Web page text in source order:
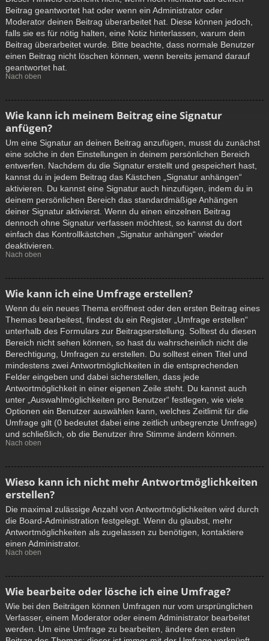
Beitrag geantwortet hat oder wenn ein Administrator oder
Moderator deinen Beitrag überarbeitet hat. Diese können jedoch,
falls sie es für nötig halten, eine Notiz hinterlassen, warum dein
Beitrag überarbeitet wurde. Bitte beachte, dass normale Benutzer
einen Beitrag nicht löschen können, wenn bereits jemand darauf
geantwortet hat.
Nach oben
Wie kann ich meinem Beitrag eine Signatur
anfügen?
Um eine Signatur an deinen Beitrag anzufügen, musst du zunächst
eine solche in den Einstellungen in deinem persönlichen Bereich
entwerfen. Nachdem du die Signatur erstellt und gespeichert hast,
kannst du in jedem Beitrag das Kästchen „Signatur anhängen“
aktivieren. Du kannst eine Signatur auch hinzufügen, indem du in
deinem persönlichen Bereich das standardmäßige Anhängen
deiner Signatur aktivierst. Wenn du einen einzelnen Beitrag
dennoch ohne Signatur verfassen möchtest, so kannst du dort
einfach das Kontrollkästchen „Signatur anhängen“ wieder
deaktivieren.
Nach oben
Wie kann ich eine Umfrage erstellen?
Wenn du ein neues Thema eröffnest oder den ersten Beitrag eines
Themas bearbeitest, findest du ein Register „Umfrage erstellen“
unterhalb des Formulars zur Beitragserstellung. Solltest du diesen
Bereich nicht sehen können, so hast du wahrscheinlich nicht die
Berechtigung, Umfragen zu erstellen. Du solltest einen Titel und
mindestens zwei Antwortmöglichkeiten in die entsprechenden
Felder eingeben und dabei sicherstellen, dass jede
Antwortmöglichkeit in einer eigenen Zeile steht. Du kannst auch
unter „Auswahlmöglichkeiten pro Benutzer“ festlegen, wie viele
Optionen ein Benutzer auswählen kann, welches Zeitlimit für die
Umfrage gilt (0 bedeutet dabei eine zeitlich unbegrenzte Umfrage)
und schließlich, ob die Benutzer ihre Stimme ändern können.
Nach oben
Wieso kann ich nicht mehr Antwortmöglichkeiten
erstellen?
Die maximal zulässige Anzahl von Antwortmöglichkeiten wird durch
die Board-Administration festgelegt. Wenn du glaubst, mehr
Antwortmöglichkeiten als zugelassen zu benötigen, kontaktiere
einen Administrator.
Nach oben
Wie bearbeite oder lösche ich eine Umfrage?
Wie bei den Beiträgen können Umfragen nur vom ursprünglichen
Verfasser, einem Moderator oder einem Administrator bearbeitet
werden. Um eine Umfrage zu bearbeiten, ändere den ersten